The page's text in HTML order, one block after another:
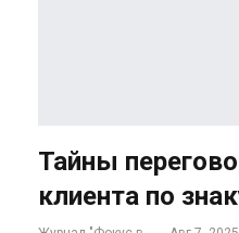
Тайны
клиента по